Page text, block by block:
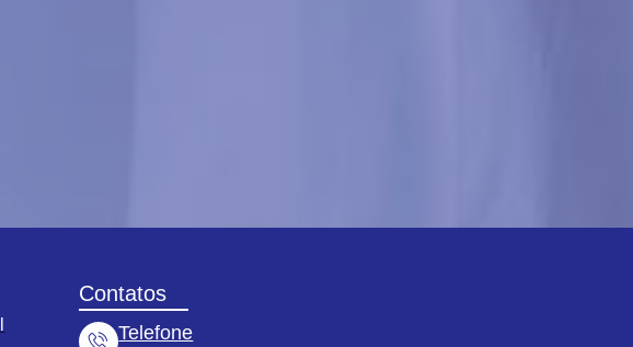
Contatos
Telefone